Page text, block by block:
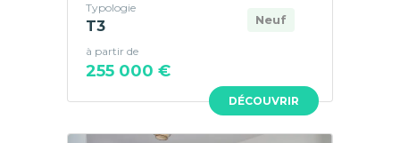
DÉCOUVRIR
Neuf
Typologie
T3
à partir de
255 000 €